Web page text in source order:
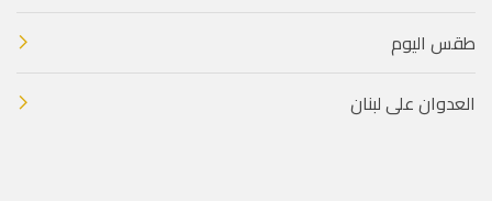
طقس اليوم
العدوان على لبنان